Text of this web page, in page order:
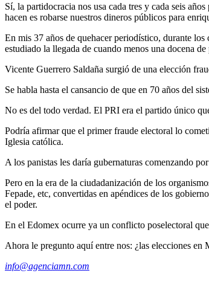
Sí, la partidocracia nos usa cada tres y cada seis
hacen es robarse nuestros dineros públicos para
En mis 37 años de quehacer periodístico, durante
estudiado la llegada de cuando menos una docena
Vicente Guerrero Saldaña surgió de una elección
Se habla hasta el cansancio de que en 70 años del
No es del todo verdad. El PRI era el partido único
Podría afirmar que el primer fraude electoral lo
Iglesia católica.
A los panistas les daría gubernaturas comenzando
Pero en la era de la ciudadanización de los
Fepade, etc, convertidas en apéndices de los
el poder.
En el Edomex ocurre ya un conflicto poselectoral
Ahora le pregunto aquí entre nos: ¿las elecciones en
info@agenciamn.com